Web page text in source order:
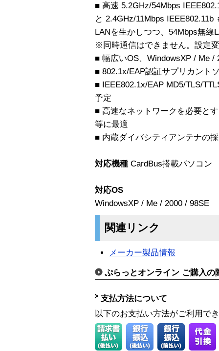
■ 高速 5.2GHz/54Mbps
と 2.4GHz/11Mbps
LANを生かしつつ、54Mbps無線
※同時通信はできません。設定
■ 幅広いOS、WindowsXP / Me /
■ 802.1x/EAP認証サプリカント
■ IEEE802.1x/EAP MD5/TLS/
予定
■ 高速なネットワークを必要と
等に最適
■ 内蔵ダイバシティアンテナの
対応機種 CardBus搭載パソコン
対応OS
WindowsXP / Me / 2000 / 98SE
関連リンク
メーカー製品情報
ぷらっとオンライン ご購入の
支払方法について
以下のお支払い方法がご利用で